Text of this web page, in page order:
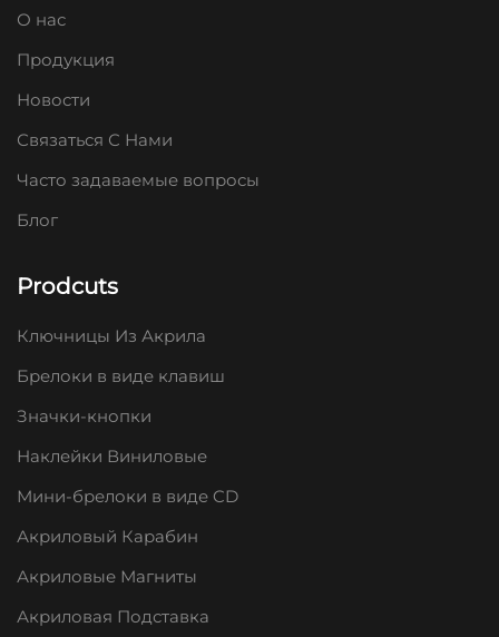
О нас
Продукция
Новости
Связаться С Нами
Часто задаваемые вопросы
Блог
Prodcuts
Ключницы Из Акрила
Брелоки в виде клавиш
Значки-кнопки
Наклейки Виниловые
Мини-брелоки в виде CD
Акриловый Карабин
Акриловые Магниты
Акриловая Подставка